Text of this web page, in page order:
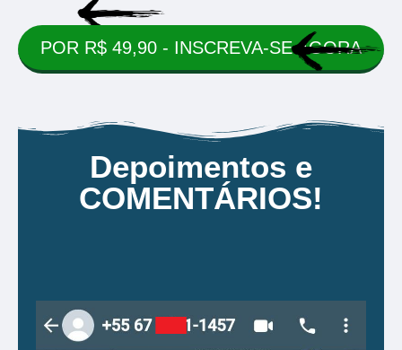
POR R$ 49,90 - INSCREVA-SE AGORA
Depoimentos e
COMENTÁRIOS!